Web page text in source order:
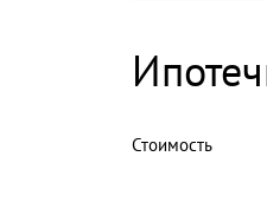
Стоимость